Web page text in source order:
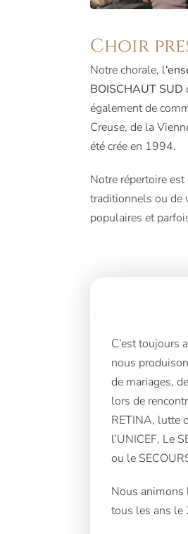
Choir
Notre chorale, l
BOISCHAUT SUD
également de
Creuse, de la
été crée en 1994.
Notre répertoire
traditionnels ou de
populaires et
C’est toujours
nous
de mariages,
lors de
RETINA, lutte
l’UNICEF, Le
ou le
Nous animons
tous les ans le